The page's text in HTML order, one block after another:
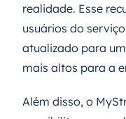
realidade. Esse
usuários do
atualizado para
mais altos para a
Além disso, o